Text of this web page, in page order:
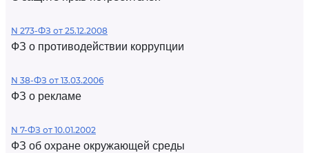
N 273-ФЗ от 25.12.2008
ФЗ о противодействии коррупции
N 38-ФЗ от 13.03.2006
ФЗ о рекламе
N 7-ФЗ от 10.01.2002
ФЗ об охране окружающей среды